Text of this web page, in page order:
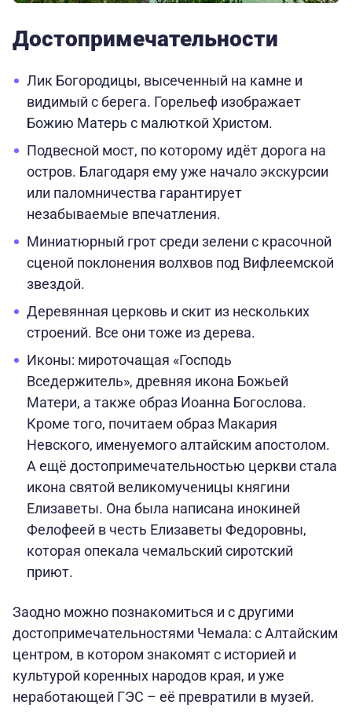
Достопримечательности
Лик Богородицы, высеченный на камне и
видимый с берега. Горельеф изображает
Божию Матерь с малюткой Христом.
Подвесной мост, по которому идёт дорога на
остров. Благодаря ему уже начало экскурсии
или паломничества гарантирует
незабываемые впечатления.
Миниатюрный грот среди зелени с красочной
сценой поклонения волхвов под Вифлеемской
звездой.
Деревянная церковь и скит из нескольких
строений. Все они тоже из дерева.
Иконы: мироточащая «Господь
Вседержитель», древняя икона Божьей
Матери, а также образ Иоанна Богослова.
Кроме того, почитаем образ Макария
Невского, именуемого алтайским апостолом.
А ещё достопримечательностью церкви стала
икона святой великомученицы княгини
Елизаветы. Она была написана инокиней
Фелофеей в честь Елизаветы Федоровны,
которая опекала чемальский сиротский
приют.
Заодно можно познакомиться и с другими
достопримечательностями Чемала: с Алтайским
центром, в котором знакомят с историей и
культурой коренных народов края, и уже
неработающей ГЭС – её превратили в музей.